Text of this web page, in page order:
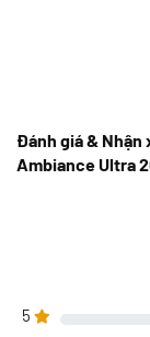
Đánh giá & Nhận
Ambiance Ultra
5